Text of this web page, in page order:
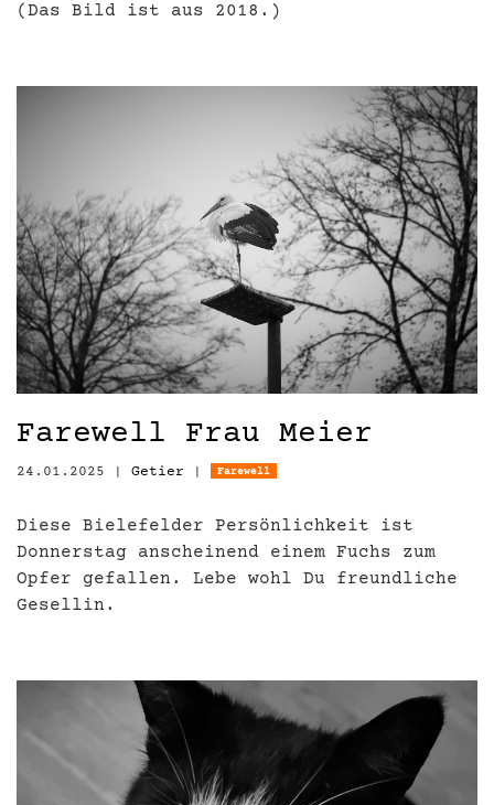
(Das Bild ist aus 2018.)
Farewell Frau Meier
24.01.2025 | Getier | Farewell
Diese Bielefelder Persönlichkeit ist
Donnerstag anscheinend einem Fuchs zum
Opfer gefallen. Lebe wohl Du freundliche
Gesellin.